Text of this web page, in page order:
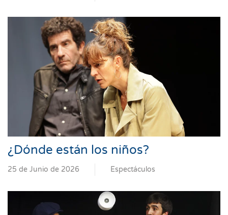
¿Dónde están los niños?
25 de Junio de 2026 Espectáculos